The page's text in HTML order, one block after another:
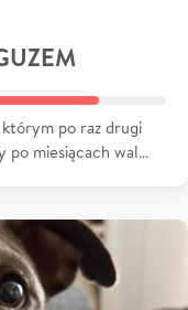
po raz drugi
po miesiącach wal…